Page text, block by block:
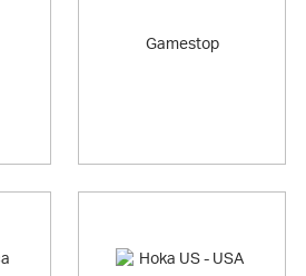
Gamestop